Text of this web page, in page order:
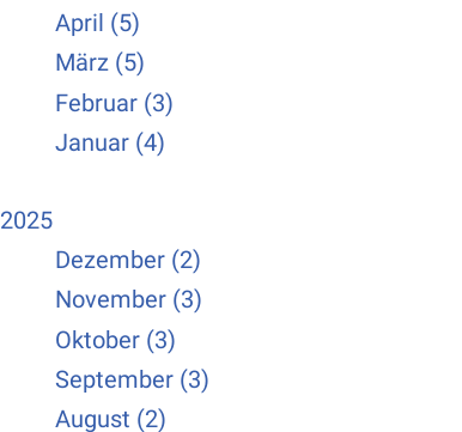
April (5)
März (5)
Februar (3)
Januar (4)
2025
Dezember (2)
November (3)
Oktober (3)
September (3)
August (2)